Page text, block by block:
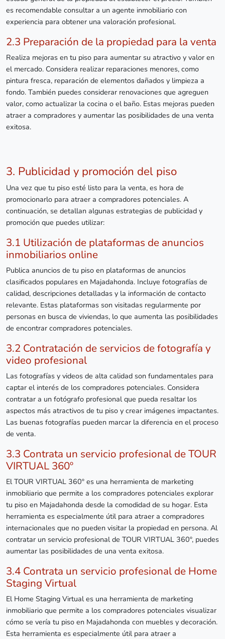
es recomendable consultar a un agente inmobiliario con
experiencia para obtener una valoración profesional.
2.3 Preparación de la propiedad para la venta
Realiza mejoras en tu piso para aumentar su atractivo y valor en
el mercado. Considera realizar reparaciones menores, como
pintura fresca, reparación de elementos dañados y limpieza a
fondo. También puedes considerar renovaciones que agreguen
valor, como actualizar la cocina o el baño. Estas mejoras pueden
atraer a compradores y aumentar las posibilidades de una venta
exitosa.
3. Publicidad y promoción del piso
Una vez que tu piso esté listo para la venta, es hora de
promocionarlo para atraer a compradores potenciales. A
continuación, se detallan algunas estrategias de publicidad y
promoción que puedes utilizar:
3.1 Utilización de plataformas de anuncios
inmobiliarios online
Publica anuncios de tu piso en plataformas de anuncios
clasificados populares en Majadahonda. Incluye fotografías de
calidad, descripciones detalladas y la información de contacto
relevante. Estas plataformas son visitadas regularmente por
personas en busca de viviendas, lo que aumenta las posibilidades
de encontrar compradores potenciales.
3.2 Contratación de servicios de fotografía y
video profesional
Las fotografías y videos de alta calidad son fundamentales para
captar el interés de los compradores potenciales. Considera
contratar a un fotógrafo profesional que pueda resaltar los
aspectos más atractivos de tu piso y crear imágenes impactantes.
Las buenas fotografías pueden marcar la diferencia en el proceso
de venta.
3.3 Contrata un servicio profesional de TOUR
VIRTUAL 360º
El TOUR VIRTUAL 360º es una herramienta de marketing
inmobiliario que permite a los compradores potenciales explorar
tu piso en Majadahonda desde la comodidad de su hogar. Esta
herramienta es especialmente útil para atraer a compradores
internacionales que no pueden visitar la propiedad en persona. Al
contratar un servicio profesional de TOUR VIRTUAL 360º, puedes
aumentar las posibilidades de una venta exitosa.
3.4 Contrata un servicio profesional de Home
Staging Virtual
El Home Staging Virtual es una herramienta de marketing
inmobiliario que permite a los compradores potenciales visualizar
cómo se vería tu piso en Majadahonda con muebles y decoración.
Esta herramienta es especialmente útil para atraer a